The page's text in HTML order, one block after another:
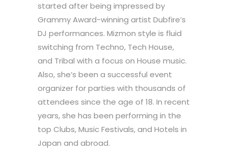
started after being impressed by
Grammy Award-winning artist Dubfire’s
DJ performances. Mizmon style is fluid
switching from Techno, Tech House,
and Tribal with a focus on House music.
Also, she’s been a successful event
organizer for parties with thousands of
attendees since the age of 18. In recent
years, she has been performing in the
top Clubs, Music Festivals, and Hotels in
Japan and abroad.